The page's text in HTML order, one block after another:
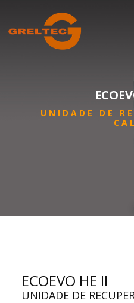
UNIDADE DE
ECOEVO HE II
UNIDADE DE